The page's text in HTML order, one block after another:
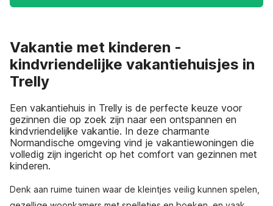
Vakantie met kinderen -
kindvriendelijke vakantiehuisjes in
Trelly
Een vakantiehuis in Trelly is de perfecte keuze voor
gezinnen die op zoek zijn naar een ontspannen en
kindvriendelijke vakantie. In deze charmante
Normandische omgeving vind je vakantiewoningen die
volledig zijn ingericht op het comfort van gezinnen met
kinderen.
Denk aan ruime tuinen waar de kleintjes veilig kunnen spelen,